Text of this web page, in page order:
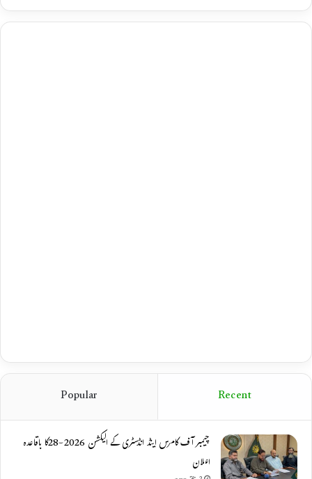
Recent
Popular
چیمبر آف کامرس اینڈ انڈسٹری کے الیکشن 2026-28کا باقاعدہ
اعلان